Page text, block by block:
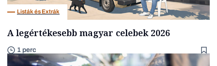
Listák és Extrák
A legértékesebb magyar celebek 2026
1 perc